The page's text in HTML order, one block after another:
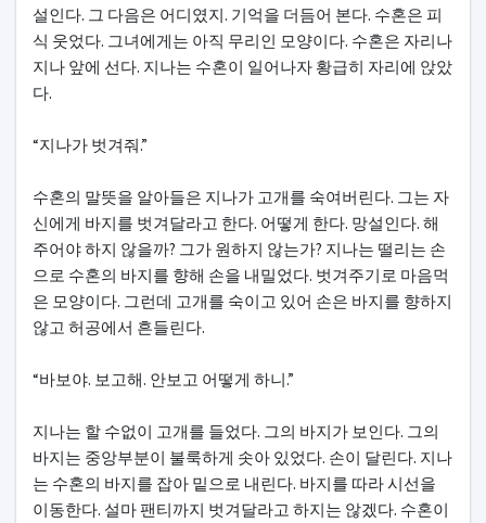
설인다. 그 다음은 어디였지. 기억을 더듬어 본다. 수혼은 피
식 웃었다. 그녀에게는 아직 무리인 모양이다. 수혼은 자리나
지나 앞에 선다. 지나는 수혼이 일어나자 황급히 자리에 앉았
다.
“지나가 벗겨줘.”
수혼의 말뜻을 알아들은 지나가 고개를 숙여버린다. 그는 자
신에게 바지를 벗겨달라고 한다. 어떻게 한다. 망설인다. 해
주어야 하지 않을까? 그가 원하지 않는가? 지나는 떨리는 손
으로 수혼의 바지를 향해 손을 내밀었다. 벗겨주기로 마음먹
은 모양이다. 그런데 고개를 숙이고 있어 손은 바지를 향하지
않고 허공에서 흔들린다.
“바보야. 보고해. 안보고 어떻게 하니.”
지나는 할 수없이 고개를 들었다. 그의 바지가 보인다. 그의
바지는 중앙부분이 불룩하게 솟아 있었다. 손이 달린다. 지나
는 수혼의 바지를 잡아 밑으로 내린다. 바지를 따라 시선을
이동한다. 설마 팬티까지 벗겨달라고 하지는 않겠다. 수혼이